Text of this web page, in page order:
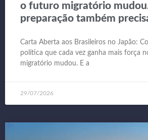
o futuro migratório
preparação também
Carta Aberta aos Brasileiros no Japão:
política que cada vez ganha mais força
migratório mudou. E a
29/07/2026